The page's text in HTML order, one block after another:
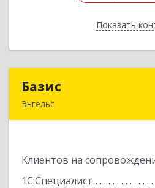
ПоказатьНазад
Базис
Энгельс
Клиентов на
1С:Специалист